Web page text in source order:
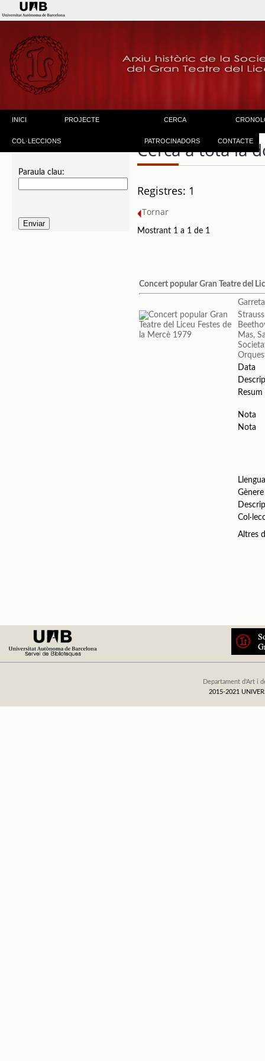
INICI PROJECTE CERCA
COL·LECCIONS PATROCINADORS CONTACTE
Paraula clau:
Cerca a tota la
Registres: 1
Tornar
Mostrant 1 a 1 de 1
Concert popular Gran Teatre del
Mas,
Data
Resum
Nota
Nota
Gènere
Altres
Departament d'Art i
2015-2021